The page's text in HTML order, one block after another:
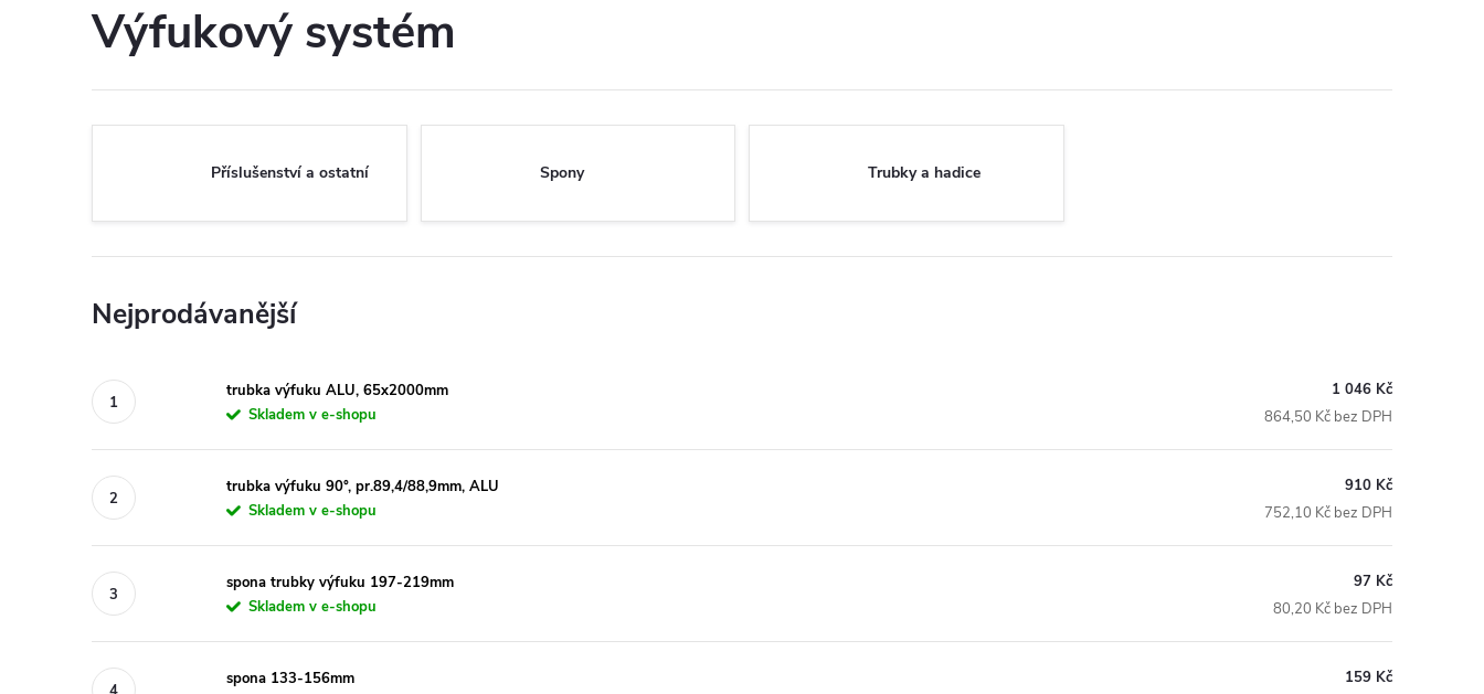
Výfukový systém
Příslušenství a ostatní Spony Trubky a hadice
Nejprodávanější
trubka výfuku ALU, 65x2000mm
Skladem v e-shopu
1 046 Kč
864,50 Kč bez DPH
trubka výfuku 90°, pr.89,4/88,9mm, ALU
Skladem v e-shopu
910 Kč
752,10 Kč bez DPH
spona trubky výfuku 197-219mm
Skladem v e-shopu
97 Kč
80,20 Kč bez DPH
spona 133-156mm
159 Kč